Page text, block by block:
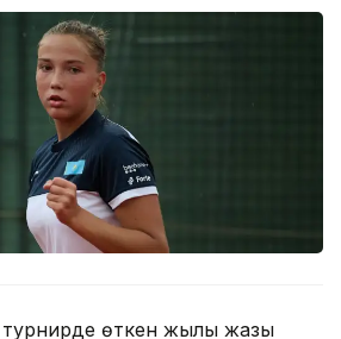
өткен жылғы жазғы